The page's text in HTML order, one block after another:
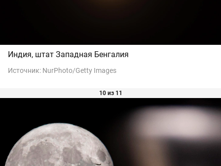
Индия, штат Западная Бенгалия
Источник: NurPhoto/Getty Images
10 из 11